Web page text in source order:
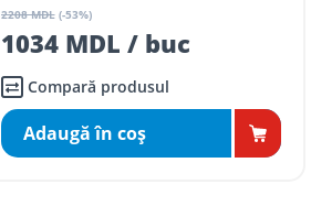
2208 MDL(-53%)
1034 MDL / buc
Compară produsul
Adaugă în coş